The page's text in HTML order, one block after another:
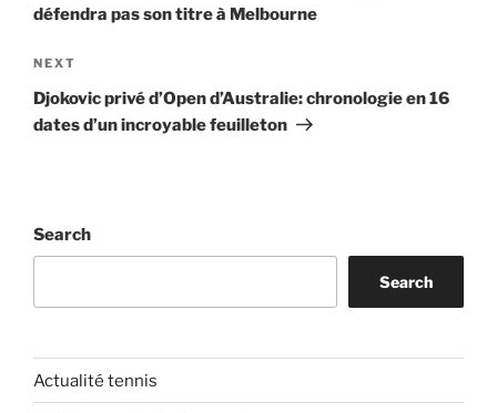
défendra pas son titre à Melbourne
Next
Post
NEXT
Djokovic privé d’Open d’Australie: chronologie en 16
dates d’un incroyable feuilleton
Search
Search
Actualité tennis